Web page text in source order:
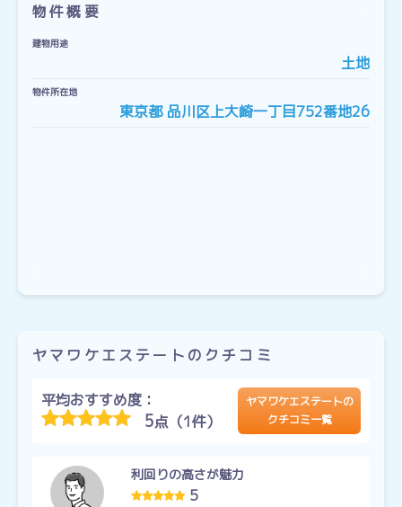
物件概要
建物用途
土地
物件所在地
東京都 品川区上大崎一丁目752番地26
ヤマワケエステートのクチコミ
平均おすすめ度：
5点（1件）
ヤマワケエステートの
クチコミ一覧
利回りの高さが魅力
5